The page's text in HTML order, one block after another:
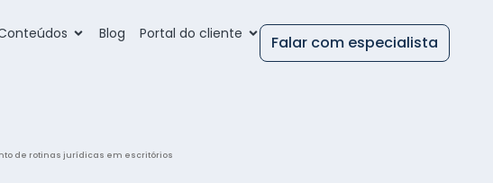
Blog Portal do cliente Falar com especialista
de rotinas jurídicas em escritórios